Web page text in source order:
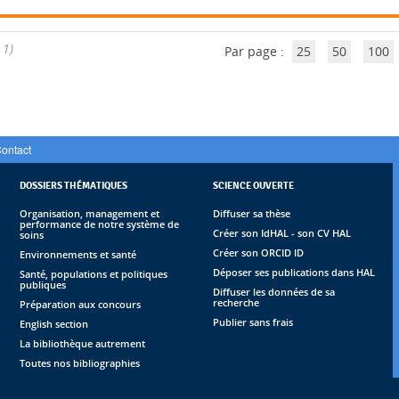
Par page : 25 50 100
DOSSIERS THÉMATIQUES
Organisation, management et
performance de notre système de
soins
Environnements et santé
Santé, populations et politiques
publiques
Préparation aux concours
English section
La bibliothèque autrement
Toutes nos bibliographies
SCIENCE OUVERTE
Diffuser sa thèse
Créer son IdHAL - son CV HAL
Créer son ORCID ID
Déposer ses publications dans HAL
Diffuser les données de sa
recherche
Publier sans frais